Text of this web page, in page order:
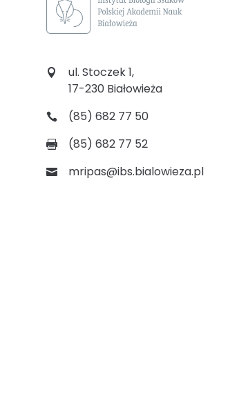
ul. Stoczek 1,
17-230 Białowieża
(85) 682 77 50
(85) 682 77 52
mripas@ibs.bialowieza.pl